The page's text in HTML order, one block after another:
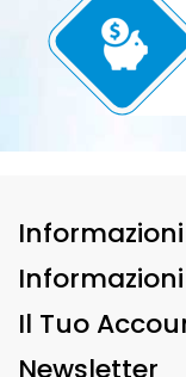
Informazioni
Il Tuo
Newsletter